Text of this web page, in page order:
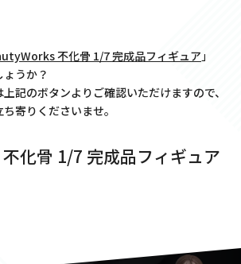
不化骨 1/7 完成品フィギュア」
うか？
記のボタンよりご確認いただけますので、
寄りくださいませ。
化骨 1/7 完成品フィギュア